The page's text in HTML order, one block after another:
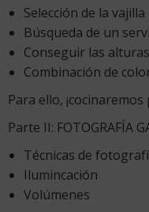
Selección de la vajilla
Búsqueda de un
Conseguir las alturas
Combinación de
Para ello,
Parte II: FOTOGRAFÍA
Técnicas de
Ilumincación
Volúmenes